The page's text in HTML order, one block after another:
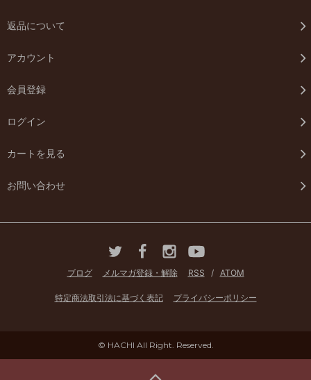
返品について
アカウント
会員登録
ログイン
カートを見る
お問い合わせ
ブログ メルマガ登録・解除 RSS / ATOM
特定商法取引法に基づく表記 プライバシーポリシー
© HACHI All Right. Reserved.